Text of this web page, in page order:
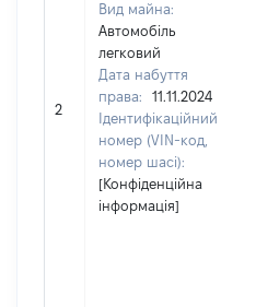
2
Вид майна:
Автомобіль
легковий
Дата набуття
права:
11.11.2024
Ідентифікаційний
номер (VIN-код,
номер шасі):
[Конфіденційна
інформація]